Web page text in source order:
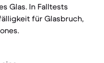
Glas. In Falltests
für Glasbruch,